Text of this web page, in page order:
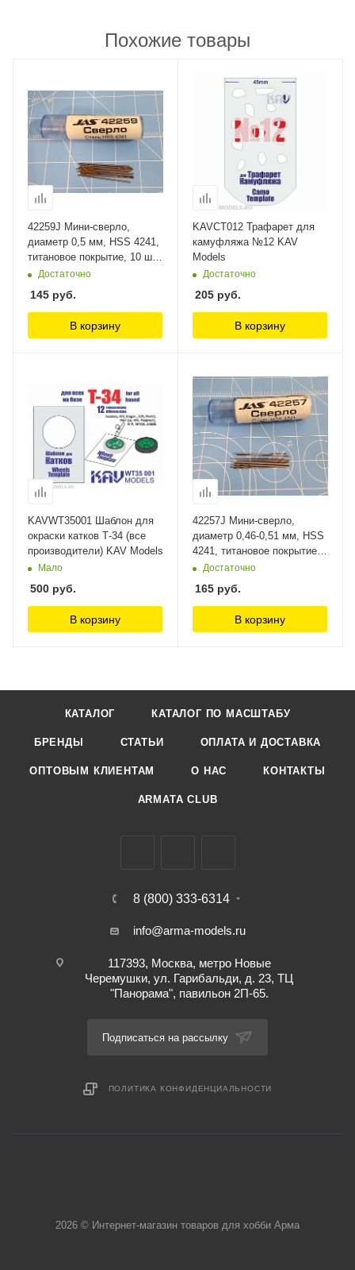
Похожие товары
42259J Мини-сверло,
диаметр 0,5 мм, HSS 4241,
титановое покрытие, 10 шт./
уп. Jas
Достаточно
145 руб.
В корзину
KAVCT012 Трафарет для
камуфляжа №12 KAV
Models
Достаточно
205 руб.
В корзину
KAVWT35001 Шаблон для
окраски катков Т-34 (все
производители) KAV Models
Мало
500 руб.
В корзину
42257J Мини-сверло,
диаметр 0,46-0,51 мм, HSS
4241, титановое покрытие,
10 шт./уп. Jas
Достаточно
165 руб.
В корзину
КАТАЛОГ КАТАЛОГ ПО МАСШТАБУ
БРЕНДЫ СТАТЬИ ОПЛАТА И ДОСТАВКА
ОПТОВЫМ КЛИЕНТАМ О НАС КОНТАКТЫ
ARMATA CLUB
8 (800) 333-6314
info@arma-models.ru
117393, Москва, метро Новые
Черемушки, ул. Гарибальди, д. 23, ТЦ
"Панорама", павильон 2П-65.
Подписаться на рассылку
ПОЛИТИКА КОНФИДЕНЦИАЛЬНОСТИ
2026 © Интернет-магазин товаров для хобби Арма